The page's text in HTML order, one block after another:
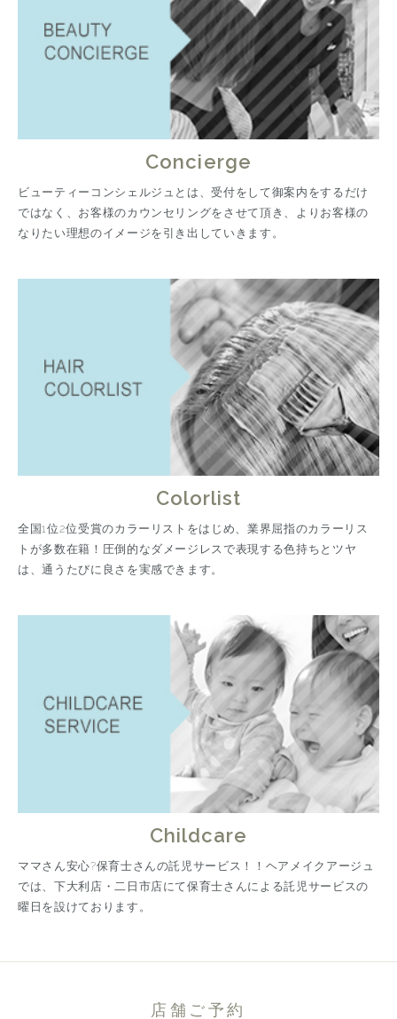
Concierge
ビューティーコンシェルジュとは、受付をして御案内をするだけ
ではなく、お客様のカウンセリングをさせて頂き、よりお客様の
なりたい理想のイメージを引き出していきます。
Colorlist
全国1位2位受賞のカラーリストをはじめ、業界屈指のカラーリス
トが多数在籍！圧倒的なダメージレスで表現する色持ちとツヤ
は、通うたびに良さを実感できます。
Childcare
ママさん安心?保育士さんの託児サービス！！ヘアメイクアージュ
では、下大利店・二日市店にて保育士さんによる託児サービスの
曜日を設けております。
店舗ご予約